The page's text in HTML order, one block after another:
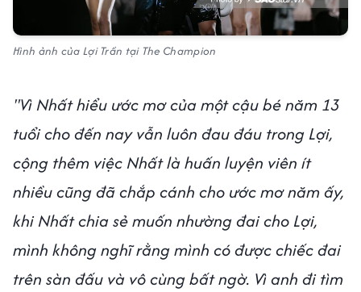
Hình ảnh của Lợi Trần tại The Champion
"Vì Nhất hiểu ước mơ của một cậu bé năm 13
tuổi cho đến nay vẫn luôn đau đáu trong Lợi,
cộng thêm việc Nhất là huấn luyện viên ít
nhiều cũng đã chắp cánh cho ước mơ năm ấy,
khi Nhất chia sẻ muốn nhường đai cho Lợi,
mình không nghĩ rằng mình có được chiếc đai
trên sàn đấu và vô cùng bất ngờ. Vì anh đi tìm